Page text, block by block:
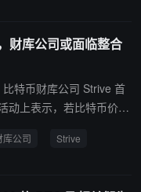
积累比特币总供应量的
财库公司或面临整合
特币财库公司 Strive 首
动上表示，若比特币价格
免。目前比特币较去年
库公司 Strive